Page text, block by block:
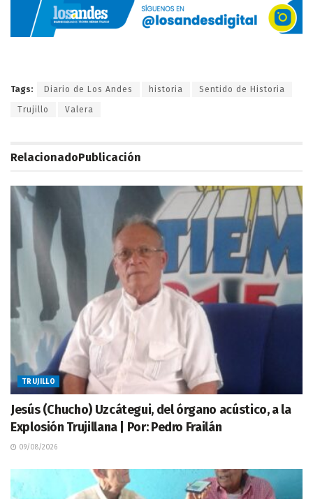
Tags: Diario de Los Andes historia Sentido de Historia
Trujillo Valera
RelacionadoPublicación
TRUJILLO
Jesús (Chucho) Uzcátegui, del órgano acústico, a la
Explosión Trujillana | Por: Pedro Frailán
09/08/2026